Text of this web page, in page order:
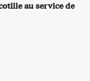
au service de